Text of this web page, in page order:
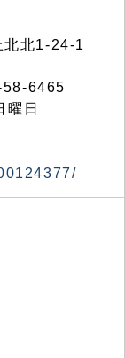
北1-24-1
6465
曜日